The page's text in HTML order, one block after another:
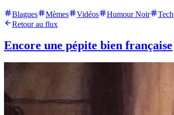
Blagues Mèmes Vidéos Humour Noir
Tech
Retour au flux
Encore une pépite bien française